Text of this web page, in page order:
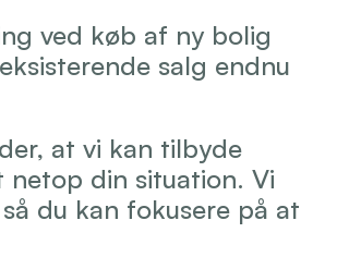
ved køb af ny bolig
salg endnu
at vi kan tilbyde
netop din situation. Vi
du kan fokusere på at